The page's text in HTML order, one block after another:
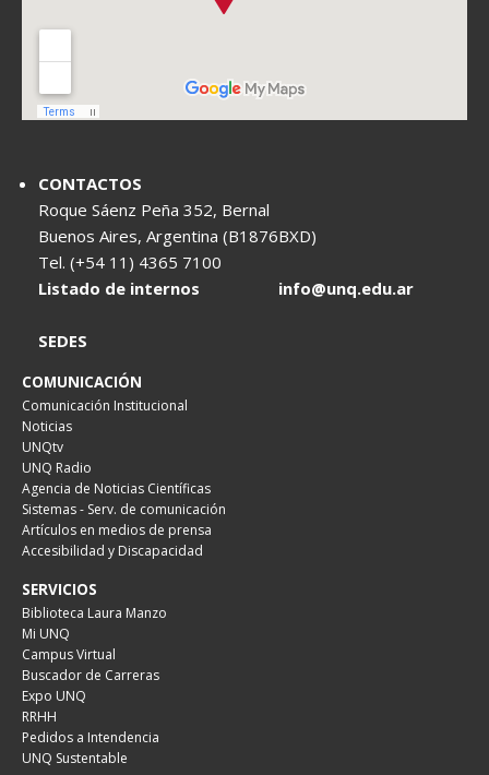
CONTACTOS
Roque Sáenz Peña 352, Bernal
Buenos Aires, Argentina (B1876BXD)
Tel. (+54 11) 4365 7100
Listado de internos
info@unq.edu.ar
SEDES
COMUNICACIÓN
Comunicación Institucional
Noticias
UNQtv
UNQ Radio
Agencia de Noticias Científicas
Sistemas - Serv. de comunicación
Artículos en medios de prensa
Accesibilidad y Discapacidad
SERVICIOS
Biblioteca Laura Manzo
Mi UNQ
Campus Virtual
Buscador de Carreras
Expo UNQ
RRHH
Pedidos a Intendencia
UNQ Sustentable